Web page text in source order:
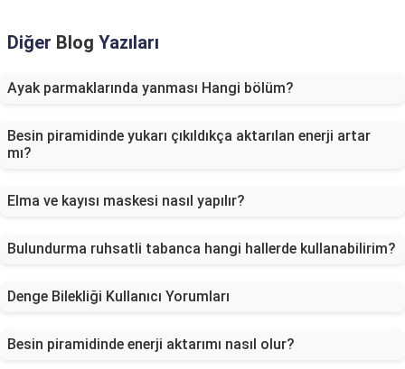
Diğer Blog Yazıları
Ayak parmaklarında yanması Hangi bölüm?
Besin piramidinde yukarı çıkıldıkça aktarılan enerji artar
mı?
Elma ve kayısı maskesi nasıl yapılır?
Bulundurma ruhsatli tabanca hangi hallerde kullanabilirim?
Denge Bilekliği Kullanıcı Yorumları
Besin piramidinde enerji aktarımı nasıl olur?